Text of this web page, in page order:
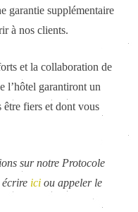
garantie supplémentaire
à nos clients.
et la collaboration de
l’hôtel garantiront un
être fiers et dont vous
sur notre Protocole
écrire ici ou appeler le